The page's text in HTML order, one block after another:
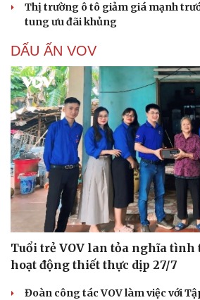
Thị trường ô tô giảm giá mạnh
tung ưu đãi khủng
DẤU ẤN VOV
Tuổi trẻ VOV lan tỏa nghĩa tình
hoạt động thiết thực dịp 27/7
Đoàn công tác VOV làm việc với